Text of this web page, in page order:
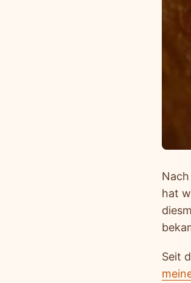
hat
Seit